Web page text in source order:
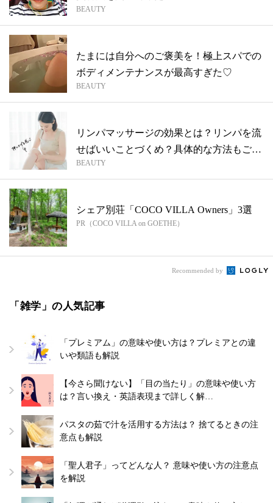
BEAUTY
たまには自分へのご褒美を！極上スパでの
ボディメンテナンスが最高すぎた♡
BEAUTY
リンパマッサージの効果とは？リンパを流
せばいいことづくめ？具体的な方法もご紹
介
BEAUTY
シェア別荘「COCO VILLA Owners」3選
PR（COCO VILLA on GOETHE）
Recommended by
「雑学」の人気記事
「プレミアム」の意味や使い方は？プレミアとの違
いや類語も解説
【今さら聞けない】「目の当たり」の意味や使い方
は？言い換え・英語表現まで詳しく解…
パスタの茹で汁を活用する方法は？ 捨てるときの注
意点も解説
「聖人君子」ってどんな人？ 意味や使い方の注意点
を解説